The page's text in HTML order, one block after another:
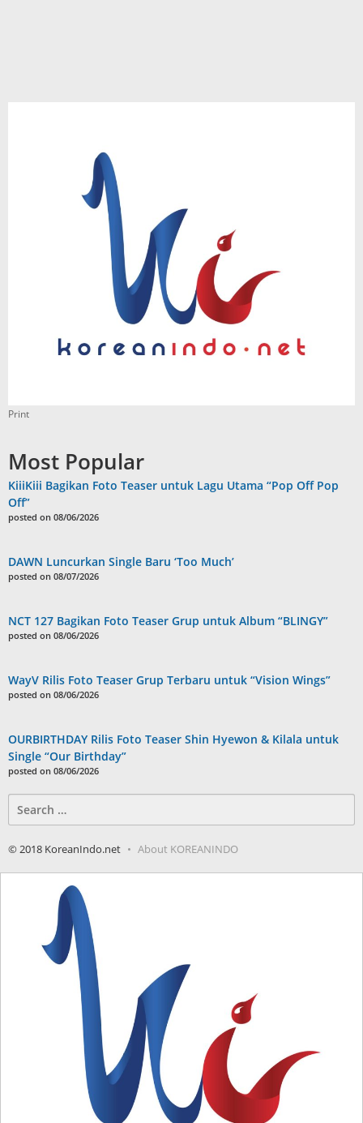
Print
Most Popular
KiiiKiii Bagikan Foto Teaser untuk Lagu Utama “Pop Off Pop
Off”
posted on 08/06/2026
DAWN Luncurkan Single Baru ‘Too Much’
posted on 08/07/2026
NCT 127 Bagikan Foto Teaser Grup untuk Album “BLINGY”
posted on 08/06/2026
WayV Rilis Foto Teaser Grup Terbaru untuk “Vision Wings”
posted on 08/06/2026
OURBIRTHDAY Rilis Foto Teaser Shin Hyewon & Kilala untuk
Single “Our Birthday”
posted on 08/06/2026
for:
© 2018 KoreanIndo.net About KOREANINDO